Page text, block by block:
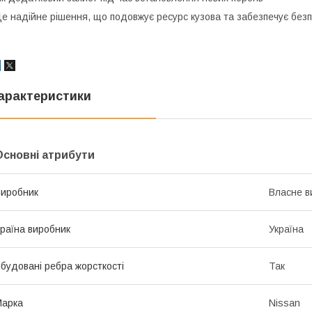
надійне рішення, що подовжує ресурс кузова та забезпечує
атрибути
Власне
виробник Україна
ребра жорсткості Так
Nissan